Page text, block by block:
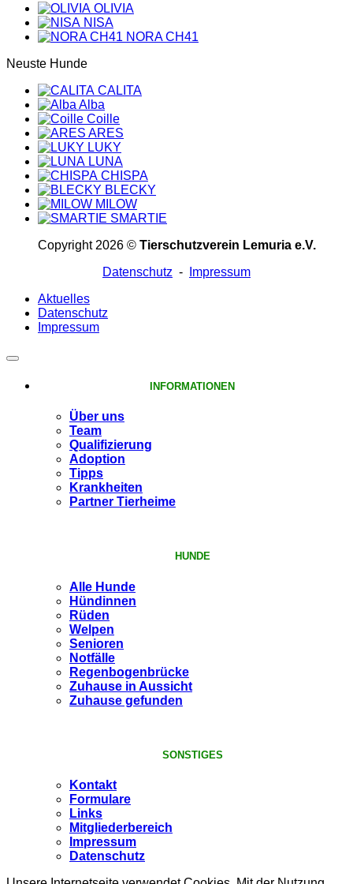
OLIVIA
NISA
NORA CH41
Neuste Hunde
CALITA
Alba
Coille
ARES
LUKY
LUNA
CHISPA
BLECKY
MILOW
SMARTIE
Copyright 2026 © Tierschutzverein Lemuria e.V.
Datenschutz -
Impressum
Aktuelles
Datenschutz
Impressum
INFORMATIONEN
Über uns
Team
Qualifizierung
Adoption
Tipps
Krankheiten
Partner Tierheime
HUNDE
Alle Hunde
Hündinnen
Rüden
Welpen
Senioren
Notfälle
Regenbogenbrücke
Zuhause in Aussicht
Zuhause gefunden
SONSTIGES
Kontakt
Formulare
Links
Mitgliederbereich
Impressum
Datenschutz